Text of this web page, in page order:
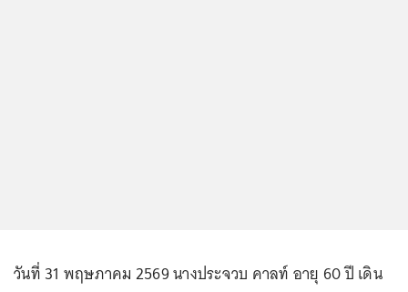
วันที่ 31 พฤษภาคม 2569 นางประจวบ คาลท์ อายุ 60 ปี เดิน